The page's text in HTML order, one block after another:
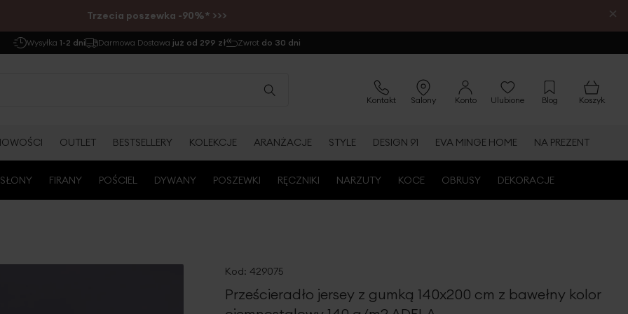
Trzecia poszewka -90%* >>> ×
Wysyłka 1-2 dni Darmowa Dostawa już od 299 zł Zwrot do 30 dni
Kontakt Salony Konto Ulubione Blog Koszyk
OUTLET BESTSELLERY KOLEKCJE ARANŻACJE STYLE DESIGN 91 EVA MINGE HOME NA PREZENT
FIRANY POŚCIEL DYWANY POSZEWKI RĘCZNIKI NARZUTY KOCE OBRUSY DEKORACJE
Kod: 429075
Prześcieradło jersey z gumką 140x200 cm z bawełny kolor